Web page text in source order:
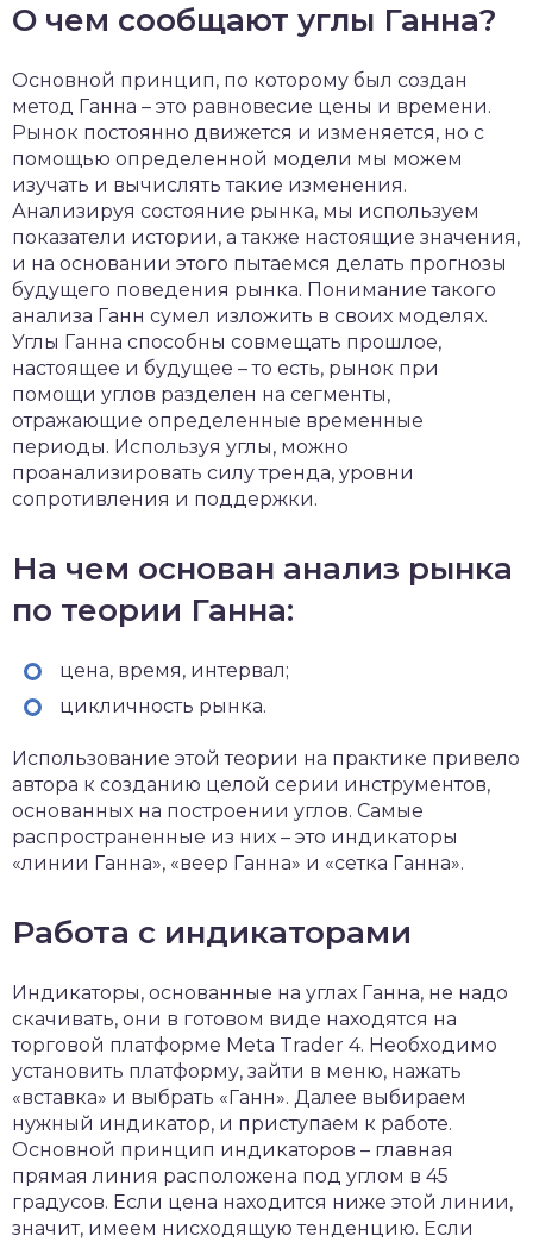
О чем сообщают углы Ганна?
Основной принцип, по которому был создан
метод Ганна – это равновесие цены и времени.
Рынок постоянно движется и изменяется, но с
помощью определенной модели мы можем
изучать и вычислять такие изменения.
Анализируя состояние рынка, мы используем
показатели истории, а также настоящие значения,
и на основании этого пытаемся делать прогнозы
будущего поведения рынка. Понимание такого
анализа Ганн сумел изложить в своих моделях.
Углы Ганна способны совмещать прошлое,
настоящее и будущее – то есть, рынок при
помощи углов разделен на сегменты,
отражающие определенные временные
периоды. Используя углы, можно
проанализировать силу тренда, уровни
сопротивления и поддержки.
На чем основан анализ рынка
по теории Ганна:
цена, время, интервал;
цикличность рынка.
Использование этой теории на практике привело
автора к созданию целой серии инструментов,
основанных на построении углов. Самые
распространенные из них – это индикаторы
«линии Ганна», «веер Ганна» и «сетка Ганна».
Работа с индикаторами
Индикаторы, основанные на углах Ганна, не надо
скачивать, они в готовом виде находятся на
торговой платформе Meta Trader 4. Необходимо
установить платформу, зайти в меню, нажать
«вставка» и выбрать «Ганн». Далее выбираем
нужный индикатор, и приступаем к работе.
Основной принцип индикаторов – главная
прямая линия расположена под углом в 45
градусов. Если цена находится ниже этой линии,
значит, имеем нисходящую тенденцию. Если